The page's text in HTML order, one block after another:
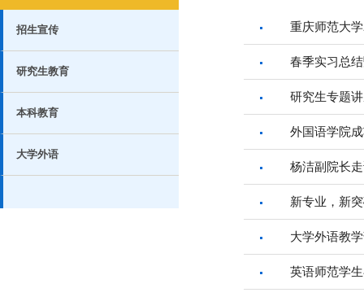
招生宣传
研究生教育
本科教育
大学外语
重庆师范大
春季实习总
研究生专题
外国语学院
杨洁副院长
新专业，新
大学外语教
英语师范学